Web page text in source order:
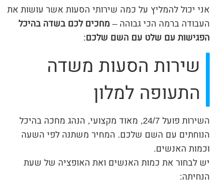
אני יכול להמליץ על כמה שירותי הסעות אשר עושות את
העבודה ברמה הכי גבוהה – מחכים לכם בשדה בהיכל
הפגישות עם שלט עם השם שלכם:
שירות הסעות משדה
התעופה למלון
השירות פועל 24/7, מאוד מקצועי, הנהג מחכה בהיכל
הנוחתים עם השם שלכם. המחיר משתנה לפי השעה
וכמות האנשים.
יש לבחור את כמות האנשים ואת האופציה של שעת
הנחיתה: